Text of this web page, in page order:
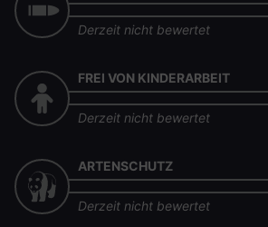
Derzeit nicht bewertet
FREI VON KINDERARBEIT
Derzeit nicht bewertet
ARTENSCHUTZ
Derzeit nicht bewertet